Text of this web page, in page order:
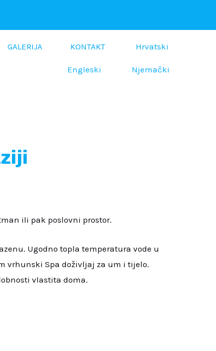
GALERIJA KONTAKT Hrvatski
Engleski Njemački
ili pak poslovni prostor.
Ugodno topla temperatura vode u
vrhunski Spa doživljaj za um i tijelo.
vlastita doma.